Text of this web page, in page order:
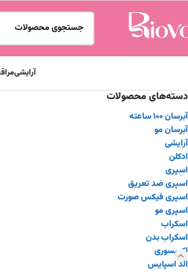
آرایشی
دسته‌های محصولات
آبرسان ۱۰۰ ساعته
آبرسان مو
آرایشی
ادکلن
اسپری
اسپری ضد تعریق
اسپری فیکس صورت
اسپری مو
اسکراب
اسکراب بدن
اکسسوری
الد اسپایس